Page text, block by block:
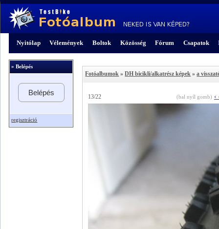
Nyitólap Vélemények Boltok Közösség Fórum Csapatok
» Belépés
Belépés
regisztráció
Fotóalbumok »DH bicikli/alkatrész képek »a
13/22 (bal nyíl gomb) ‹